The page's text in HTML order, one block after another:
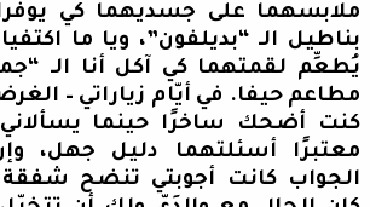
ملابسهما على جسديهما كي
بناطيل الـ “بديلفون”، ويا ما
يُطعِّم لقمتهما كي آكل أنا الـ
مطاعم حيفا. في أيّام زياراتي –
كنت أضحك ساخرًا حينما يسألاني
معتبرًا أسئلتهما دليل جهل،
الجواب كانت أجوبتي تنضح